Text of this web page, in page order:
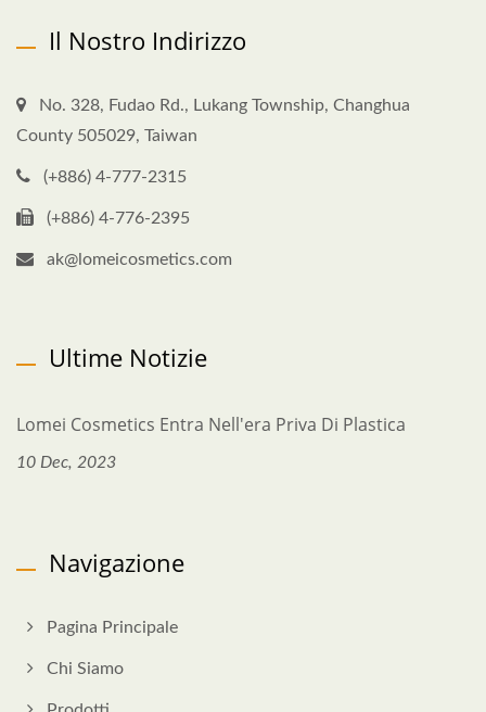
Il Nostro Indirizzo
No. 328, Fudao Rd., Lukang Township, Changhua
County 505029, Taiwan
(+886) 4-777-2315
(+886) 4-776-2395
ak@lomeicosmetics.com
Ultime Notizie
Lomei Cosmetics Entra Nell'era Priva Di Plastica
10 Dec, 2023
Navigazione
Pagina Principale
Chi Siamo